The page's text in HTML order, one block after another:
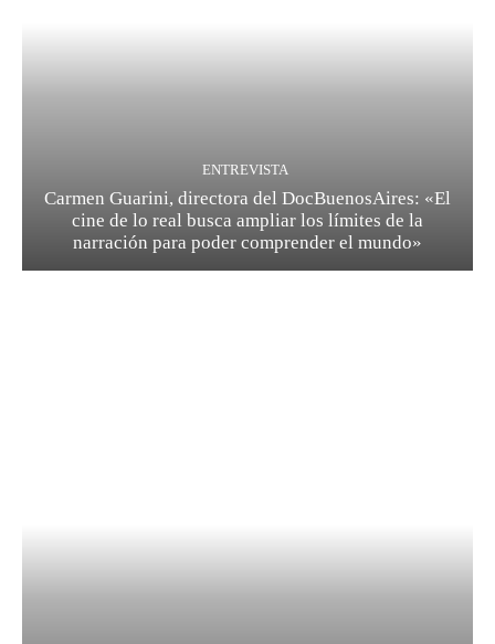
ENTREVISTA
Carmen Guarini, directora del DocBuenosAires: «El
cine de lo real busca ampliar los límites de la
narración para poder comprender el mundo»